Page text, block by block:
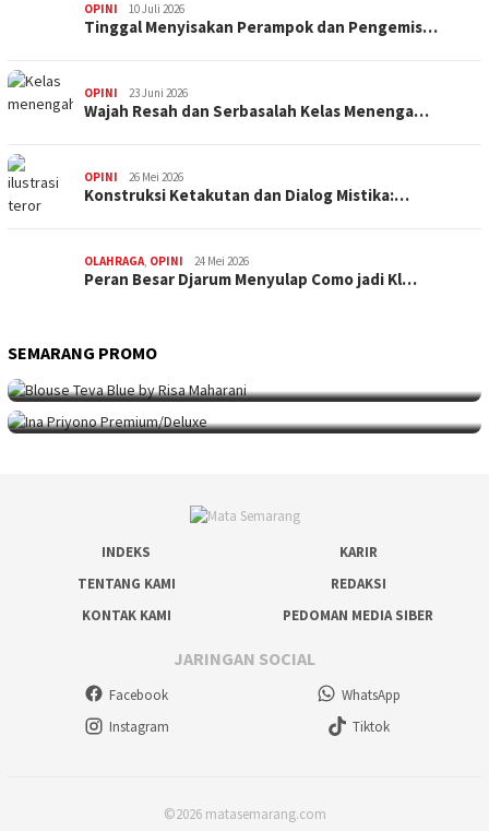
OPINI 10 Juli 2026
Tinggal Menyisakan Perampok dan Pengemis…
OPINI 23 Juni 2026
Wajah Resah dan Serbasalah Kelas Menenga…
OPINI 26 Mei 2026
Konstruksi Ketakutan dan Dialog Mistika:…
OLAHRAGA, OPINI 24 Mei 2026
Peran Besar Djarum Menyulap Como jadi Kl…
SEMARANG PROMO
SEMARANG PROMO 9 Mei 2026
SEMARANG PROMO 5 Mei 2026
Intip Koleksi Ina Priyono, Jenama Fesyen…
INDEKS
KARIR
TENTANG KAMI
REDAKSI
KONTAK KAMI
PEDOMAN MEDIA SIBER
JARINGAN SOCIAL
Facebook
WhatsApp
Instagram
Tiktok
©2026 matasemarang.com